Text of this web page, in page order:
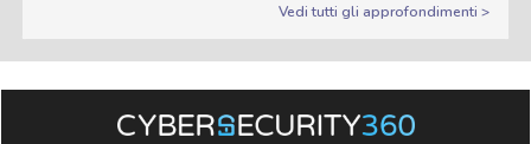
Vedi tutti gli approfondimenti >